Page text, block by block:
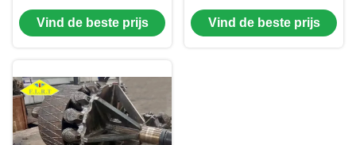
Rolkegel voor
Horizontale
Vind de beste prijs
voor de Boring van
de Gatenopener
Vind de beste prijs